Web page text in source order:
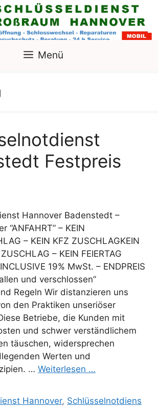
Menü
Festpreis
Hannover Badenstedt –
“ANFAHRT” – KEIN
– KEIN KFZ ZUSCHLAGKEIN
– KEIN FEIERTAG
19% MwSt. – ENDPREIS
und verschlossen”
Regeln Wir distanzieren uns
den Praktiken unseriöser
Betriebe, die Kunden mit
und schwer verständlichem
täuschen, widersprechen
Werten und
… Weiterlesen …
Hannover, Schlüsselnotdiens